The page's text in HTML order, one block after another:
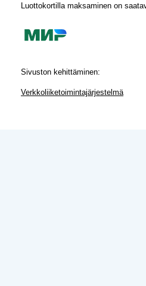
Luottokortilla maksaminen on
Sivuston kehittäminen:
Verkkoliiketoimintajärjestelmä